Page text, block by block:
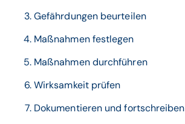
Gefährdungen beurteilen
Maßnahmen festlegen
Maßnahmen durchführen
Wirksamkeit prüfen
Dokumentieren und fortschreiben